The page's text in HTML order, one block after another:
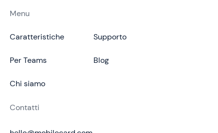
Menu
Caratteristiche
Per Teams
Chi siamo
Supporto
Blog
Contatti